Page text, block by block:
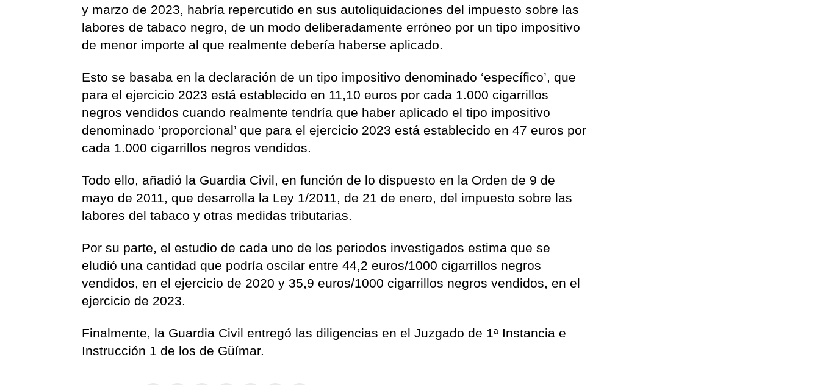
y marzo de 2023, habría repercutido en sus autoliquidaciones del impuesto sobre las
labores de tabaco negro, de un modo deliberadamente erróneo por un tipo impositivo
de menor importe al que realmente debería haberse aplicado.
Esto se basaba en la declaración de un tipo impositivo denominado ‘específico’, que
para el ejercicio 2023 está establecido en 11,10 euros por cada 1.000 cigarrillos
negros vendidos cuando realmente tendría que haber aplicado el tipo impositivo
denominado ‘proporcional’ que para el ejercicio 2023 está establecido en 47 euros por
cada 1.000 cigarrillos negros vendidos.
Todo ello, añadió la Guardia Civil, en función de lo dispuesto en la Orden de 9 de
mayo de 2011, que desarrolla la Ley 1/2011, de 21 de enero, del impuesto sobre las
labores del tabaco y otras medidas tributarias.
Por su parte, el estudio de cada uno de los periodos investigados estima que se
eludió una cantidad que podría oscilar entre 44,2 euros/1000 cigarrillos negros
vendidos, en el ejercicio de 2020 y 35,9 euros/1000 cigarrillos negros vendidos, en el
ejercicio de 2023.
Finalmente, la Guardia Civil entregó las diligencias en el Juzgado de 1ª Instancia e
Instrucción 1 de los de Güímar.